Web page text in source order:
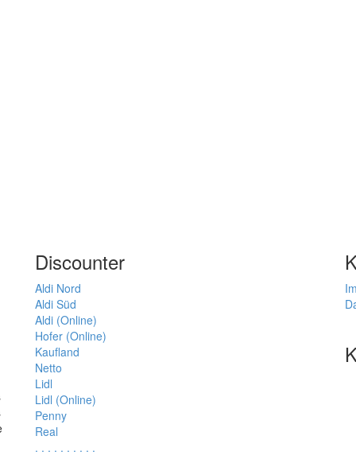
Discounter
Aldi Nord
Aldi Süd
Aldi (Online)
Hofer (Online)
Kaufland
Netto
Lidl
Lidl (Online)
Penny
Real
. . . . . . . . . .